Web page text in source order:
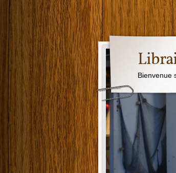
Bienvenue